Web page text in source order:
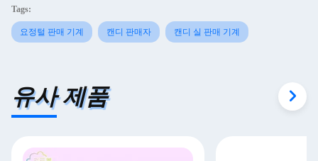
Tags:
요정털 판매 기계 캔디 판매자 캔디 실 판매 기계
유사 제품